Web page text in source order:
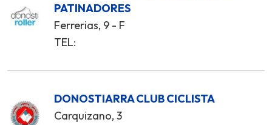
PATINADORES
Ferrerias, 9 - F
TEL:
DONOSTIARRA CLUB CICLISTA
Carquizano, 3